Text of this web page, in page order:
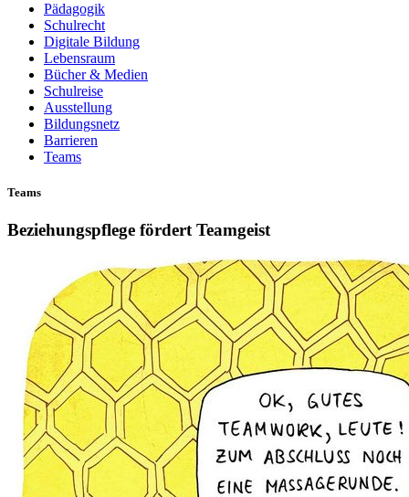
Pädagogik
Schulrecht
Digitale Bildung
Lebensraum
Bücher & Medien
Schulreise
Ausstellung
Bildungsnetz
Barrieren
Teams
Teams
Beziehungspflege fördert Teamgeist